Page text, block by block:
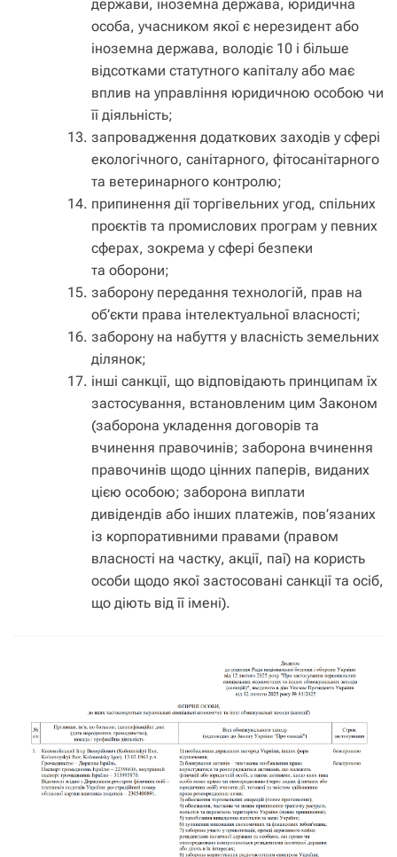
держави, іноземна держава, юридична
особа, учасником якої є нерезидент або
іноземна держава, володіє 10 і більше
відсотками статутного капіталу або має
вплив на управління юридичною особою чи
її діяльність;
запровадження додаткових заходів у сфері
екологічного, санітарного, фітосанітарного
та ветеринарного контролю;
припинення дії торгівельних угод, спільних
проєктів та промислових програм у певних
сферах, зокрема у сфері безпеки
та оборони;
заборону передання технологій, прав на
об’єкти права інтелектуальної власності;
заборону на набуття у власність земельних
ділянок;
інші санкції, що відповідають принципам їх
застосування, встановленим цим Законом
(заборона укладення договорів та
вчинення правочинів; заборона вчинення
правочинів щодо цінних паперів, виданих
цією особою; заборона виплати
дивідендів або інших платежів, пов’язаних
із корпоративними правами (правом
власності на частку, акції, паї) на користь
особи щодо якої застосовані санкції та осіб,
що діють від її імені).